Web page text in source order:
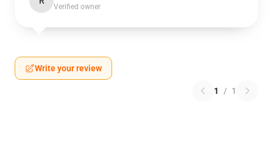
Verified owner
Write your review
1 / 1